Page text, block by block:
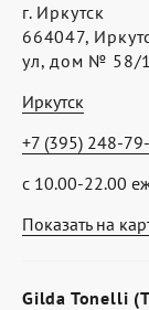
Показать на
г. Иркутск
664047,
ул, дом № 58/1
Иркутск
с 10.00-22.00
+7 (395) 248-
Gilda Tonelli